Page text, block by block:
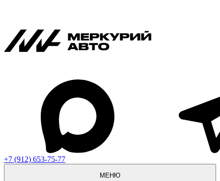
+7 (912) 653-75-77
МЕНЮ